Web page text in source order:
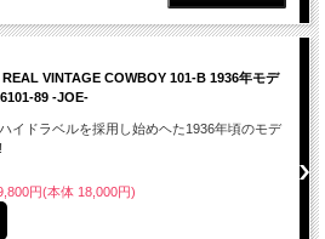
VINTAGE COWBOY 101-B 1936年モデ
89 -JOE-
イドラベルを採用し始めヘた1936年頃のモデ
円(本体 18,000円)